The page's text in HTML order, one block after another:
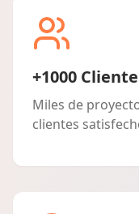
+1000
Miles de
clientes